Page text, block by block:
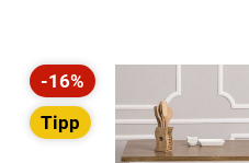
Rabatt
-16%
Tipp